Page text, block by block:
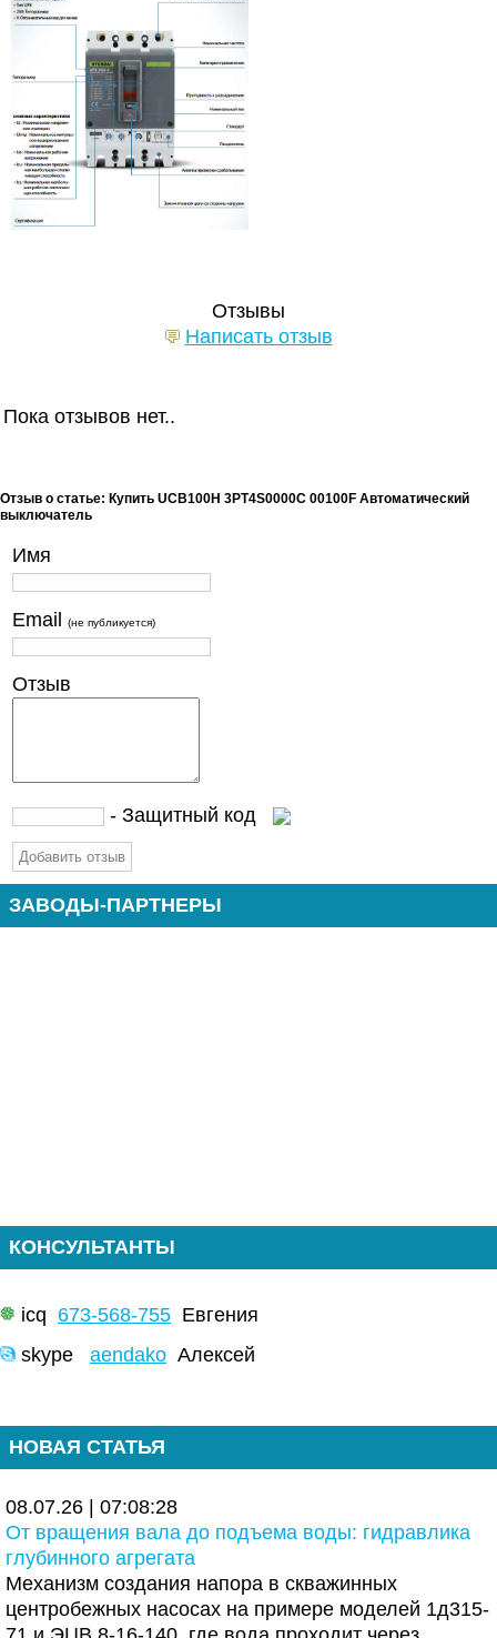
Отзывы
Написать отзыв
Пока отзывов нет..
Отзыв о статье: Купить UCB100H 3PT4S0000C 00100F Автоматический
выключатель
Имя
Email (не публикуется)
Отзыв
- Защитный код
ЗАВОДЫ-ПАРТНЕРЫ
КОНСУЛЬТАНТЫ
icq 673-568-755 Евгения
skype aendako Алексей
НОВАЯ СТАТЬЯ
08.07.26 | 07:08:28
От вращения вала до подъема воды: гидравлика
глубинного агрегата
Механизм создания напора в скважинных
центробежных насосах на примере моделей 1д315-